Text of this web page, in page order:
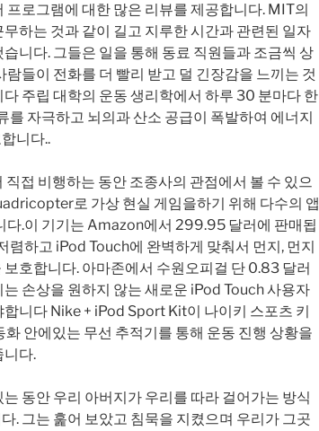
프로그램에 대한 많은 리뷰를 제공합니다. MIT의
하는 것과 같이 길고 지루한 시간과 관련된 일자
니다. 그들은 일을 통해 동료 직원들과 조금씩 상
람들이 전화를 더 빨리 받고 덜 긴장감을 느끼는 것
주립 대학의 운동 생리학에서 하루 30 분마다 한
를 자극하고 뇌의과 산소 공급이 폭발하여 에너지
니다..
접 비행하는 동안 조종사의 관점에서 볼 수 있으
로 가상 현실 게임을하기 위해 다수의 앱
다.이 기기는 Amazon에서 299.95 달러에 판매됩
렴하고 iPod Touch에 완벽하게 맞춰서 먼지, 먼지
호합니다. 아마존에서 수원오피걸 단 0.83 달러
손상을 원하지 않는 새로운 iPod Touch 사용자
니다 Nike + iPod Sport Kit이 나이키 스포츠 키
안에있는 무선 추적기를 통해 운동 진행 상황을
니다.
동안 우리 아버지가 우리를 따라 걸어가는 방식
. 그는 훑어 보았고 침묵을 지켰으며 우리가 그곳